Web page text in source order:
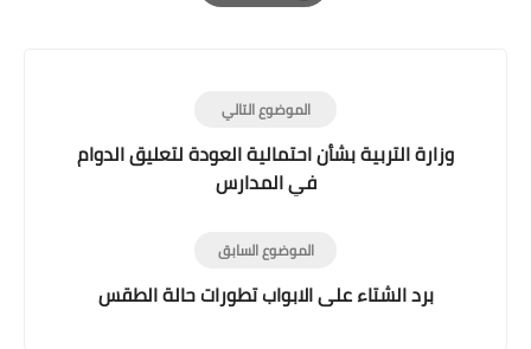
Print
الموضوع التالي
وزارة التربية بشأن احتمالية العودة لتعليق الدوام
في المدارس
الموضوع السابق
برد الشتاء على الابواب تطورات حالة الطقس